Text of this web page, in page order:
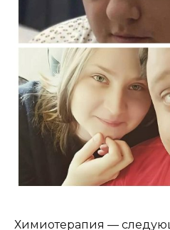
Химиотерапия —